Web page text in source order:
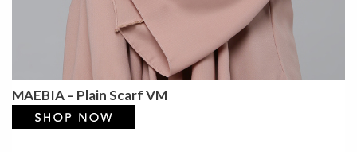
MAEBIA – Plain Scarf VM